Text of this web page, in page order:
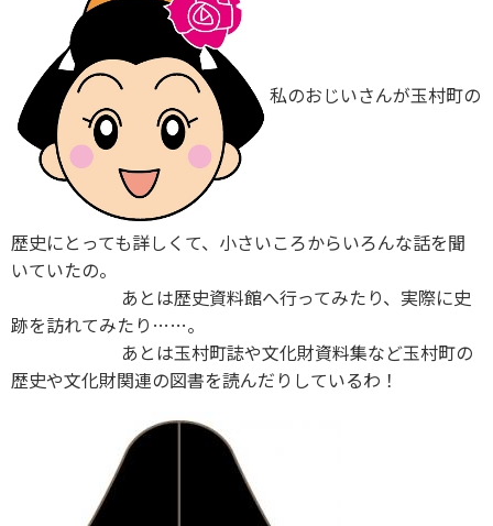
私のおじいさんが玉村町の
歴史にとっても詳しくて、小さいころからいろんな話を聞
いていたの。
あとは歴史資料館へ行ってみたり、実際に史
跡を訪れてみたり……。
あとは玉村町誌や文化財資料集など玉村町の
歴史や文化財関連の図書を読んだりしているわ！